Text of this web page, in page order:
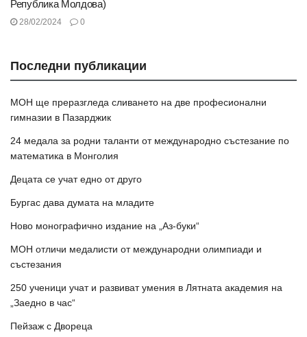
Република Молдова)
28/02/2024 0
Последни публикации
МОН ще преразгледа сливането на две професионални
гимназии в Пазарджик
24 медала за родни таланти от международно състезание по
математика в Монголия
Децата се учат едно от друго
Бургас дава думата на младите
Ново монографично издание на „Аз-буки“
МОН отличи медалисти от международни олимпиади и
състезания
250 ученици учат и развиват умения в Лятната академия на
„Заедно в час“
Пейзаж с Двореца